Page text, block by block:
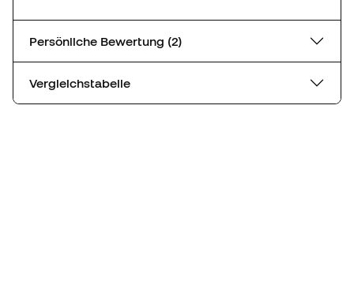
Persönliche Bewertung (2)
Vergleichstabelle